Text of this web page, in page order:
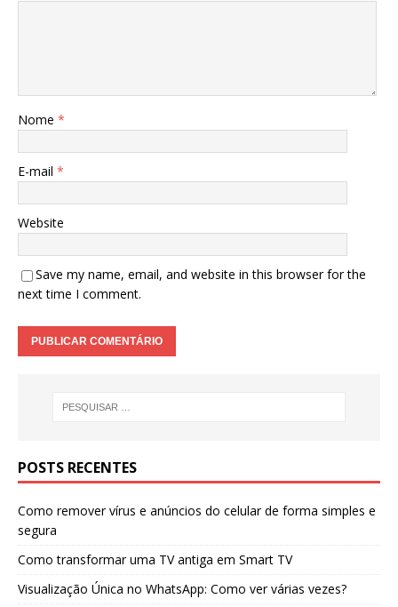
Nome *
E-mail *
Website
Save my name, email, and website in this browser for the
next time I comment.
POSTS RECENTES
Como remover vírus e anúncios do celular de forma simples e
segura
Como transformar uma TV antiga em Smart TV
Visualização Única no WhatsApp: Como ver várias vezes?